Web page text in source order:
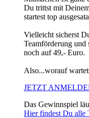
Du trittst mit
startest top
Vielleicht sicherst
Teamförderung und
noch auf 49,- Euro.
Also...worauf
JETZT
Das Gewinnspiel
Hier findest Du alle